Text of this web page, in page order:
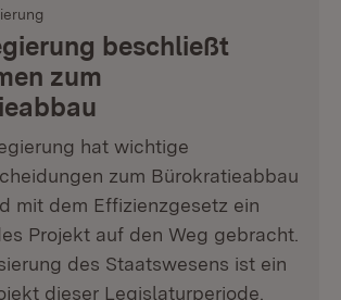
beschließt
zum
hat wichtige
zum Bürokratieabbau
mit dem Effizienzgesetz ein
Projekt auf den Weg gebracht.
des Staatswesens ist ein
dieser Legislaturperiode.